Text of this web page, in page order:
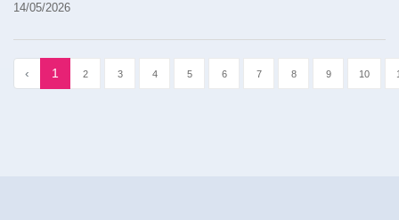
14/05/2026
‹ 1 2 3 4 5 6 7 8 9 10